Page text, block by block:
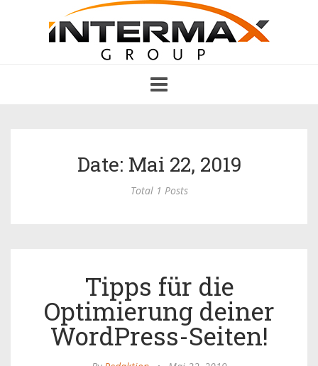
navigation
Date: Mai 22, 2019
Total 1 Posts
Tipps für die
Optimierung deiner
WordPress-Seiten!